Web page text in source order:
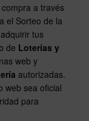
a través
el Sorteo de la
tus
de Loterías y
web y
autorizadas.
web sea oficial
para